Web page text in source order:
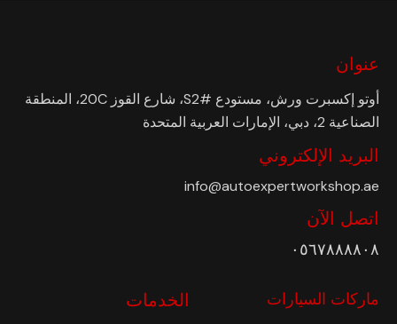
عنوان
أوتو إكسبرت ورش، مستودع #S2، شارع القوز 20C، المنطقة
الصناعية 2، دبي، الإمارات العربية المتحدة
البريد الإلكتروني
info@autoexpertworkshop.ae
اتصل الآن
٠٥٦٧٨٨٨٨٠٨
ماركات السيارات الخدمات